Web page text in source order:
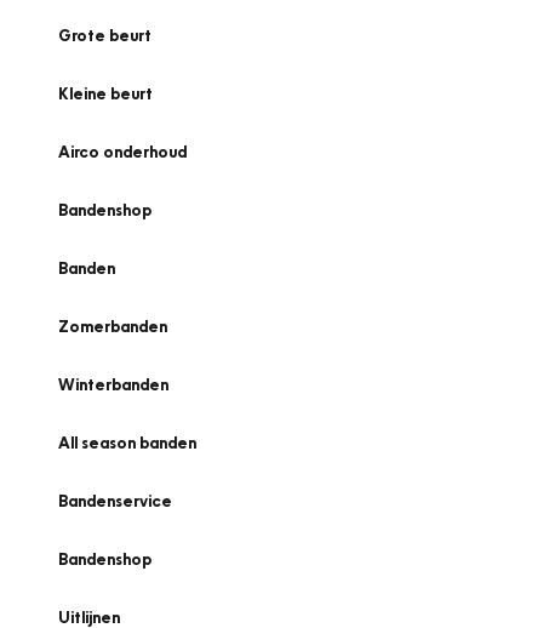
Grote beurt
Kleine beurt
Airco onderhoud
Bandenshop
Banden
Zomerbanden
Winterbanden
All season banden
Bandenservice
Bandenshop
Uitlijnen